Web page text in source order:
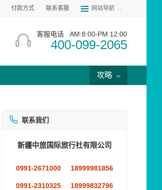
付款方式 联系客服 网站导航
客服电话 AM:8:00-PM:12:00
400-099-2065
攻略
联系我们
新疆中旅国际旅行社有限公司
0991-2671000 18999981856
0991-2310325 18999832796